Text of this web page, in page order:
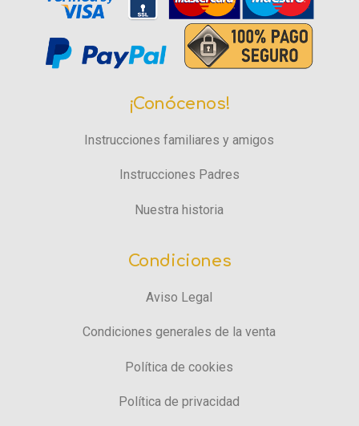
¡Conócenos!
Instrucciones familiares y amigos
Instrucciones Padres
Nuestra historia
Condiciones
Aviso Legal
Condiciones generales de la venta
Política de cookies
Política de privacidad